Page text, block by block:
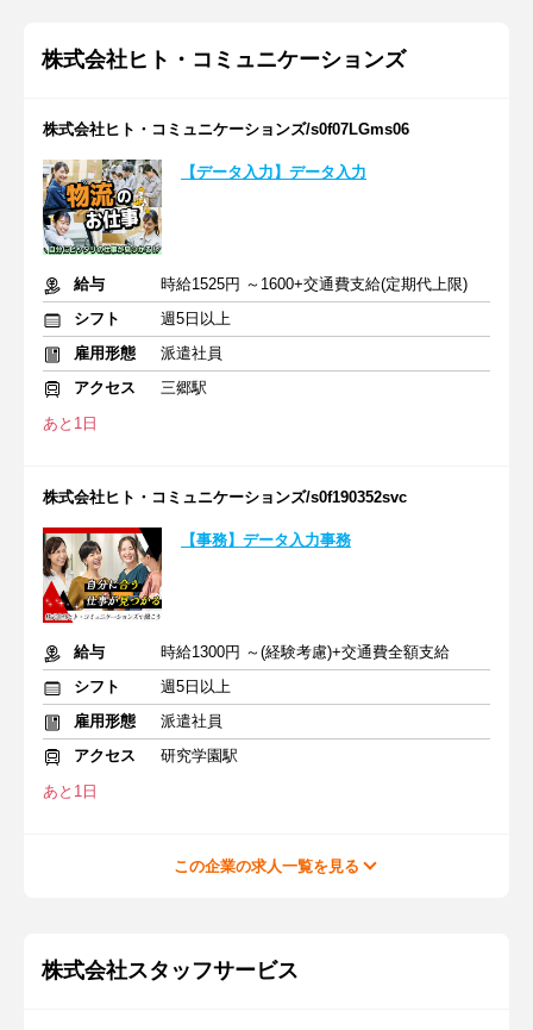
株式会社ヒト・コミュニケーションズ
株式会社ヒト・コミュニケーションズ/s0f07LGms06
【データ入力】データ入力
給与
時給1525円 ～1600+交通費支給(定期代上限)
シフト
週5日以上
雇用形態
派遣社員
アクセス
三郷駅
あと1日
株式会社ヒト・コミュニケーションズ/s0f190352svc
【事務】データ入力事務
給与
時給1300円 ～(経験考慮)+交通費全額支給
シフト
週5日以上
雇用形態
派遣社員
アクセス
研究学園駅
あと1日
この企業の求人一覧を見る
株式会社スタッフサービス